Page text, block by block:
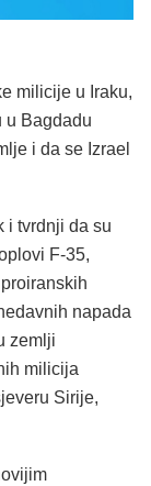
milicije u Iraku,
u Bagdadu
i da se Izrael
i tvrdnji da su
F-35,
napada
zemlji
milicija
Sirije,